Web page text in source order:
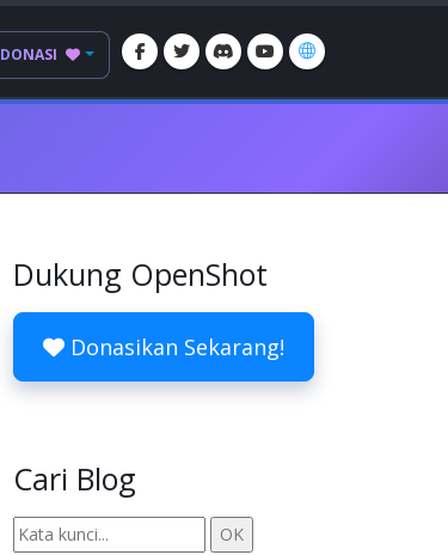
DONASI
Dukung OpenShot
Donasikan Sekarang!
Cari Blog